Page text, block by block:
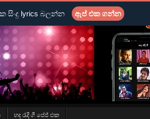
හද රැදි ගී පේජ් එක
සිංදු lyrics බලන්න ඇප් එක ගන්න